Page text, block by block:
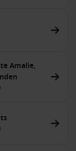
Amalie,